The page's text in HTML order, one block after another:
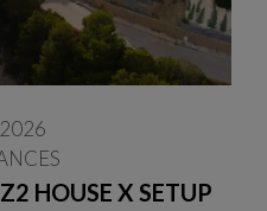
HOUSE X SETUP